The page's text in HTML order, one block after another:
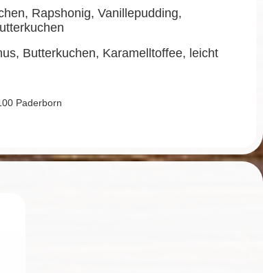
Rapshonig, Vanillepudding,
Butterkuchen, Karamelltoffee, leicht
Paderborn